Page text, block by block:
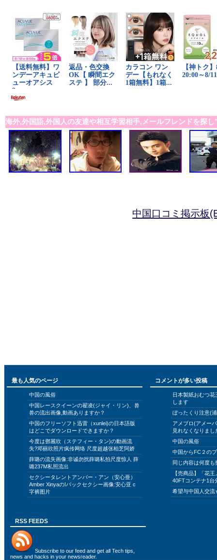
海外,外国語,外国人の友達や相互学習相手,メールフレンドを探し
中国口コミ掲示板
最も人気のページ
中国の風俗
中国レースクイーンの翟凌(ジャイ・リン)、兽
兽の流出画像,動画ありますか？
中国のフリーソフト迅雷（xunlei)の日本語版
はどこでダウンロードできますか？
今度は鄧麗欣（ステフィー・タン)の動画流
失?邓丽欣照片疯传网络 尺度超越张柏芝阿娇
薛璐の流失画像:非诚勿扰薛璐私拍尺度惊人 薛
璐237M私照流出
セクシータレントアンバー・アン（安心亜）
Amber XinyaのIバックセクシー画像:安心亚 c
字裤图片
コメントが多い投稿
日本製紙おむつ
します
ぼったくり注意(
アメブロ(アメー
見れなくなりまし
中国の風俗
中国からFC２の
同じ内容は何度
【売商品】「花
40FTコンテナ1台
希望与中国人交
RSS FEEDS
Subscribe to our feed and get all Tech tips,
news and hacks in your newsreader.